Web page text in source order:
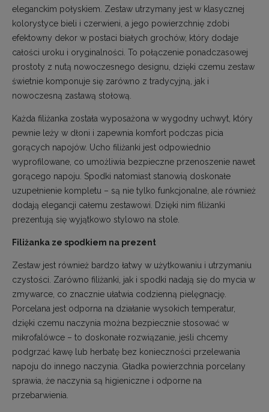
eleganckim połyskiem. Zestaw utrzymany jest w klasycznej
kolorystyce bieli i czerwieni, a jego powierzchnię zdobi
efektowny dekor w postaci białych grochów, który dodaje
całości uroku i oryginalności. To połączenie ponadczasowej
prostoty z nutą nowoczesnego designu, dzięki czemu zestaw
świetnie komponuje się zarówno z tradycyjną, jak i
nowoczesną zastawą stołową.
Każda filiżanka została wyposażona w wygodny uchwyt, który
pewnie leży w dłoni i zapewnia komfort podczas picia
gorących napojów. Ucho filiżanki jest odpowiednio
wyprofilowane, co umożliwia bezpieczne przenoszenie nawet
gorącego napoju. Spodki natomiast stanowią doskonałe
uzupełnienie kompletu – są nie tylko funkcjonalne, ale również
dodają elegancji całemu zestawowi. Dzięki nim filiżanki
prezentują się wyjątkowo stylowo na stole.
Filiżanka ze spodkiem na prezent
Zestaw jest również bardzo łatwy w użytkowaniu i utrzymaniu
czystości. Zarówno filiżanki, jak i spodki nadają się do mycia w
zmywarce, co znacznie ułatwia codzienną pielęgnację.
Porcelana jest odporna na działanie wysokich temperatur,
dzięki czemu naczynia można bezpiecznie stosować w
mikrofalówce – to doskonałe rozwiązanie, jeśli chcemy
podgrzać kawę lub herbatę bez konieczności przelewania
napoju do innego naczynia. Gładka powierzchnia porcelany
sprawia, że naczynia są higieniczne i odporne na
przebarwienia.